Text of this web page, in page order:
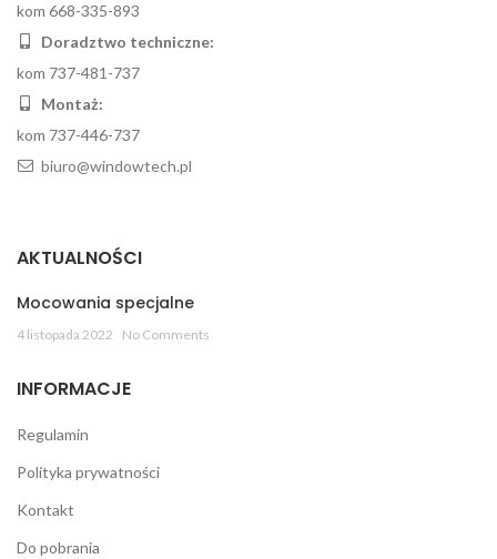
kom 668-335-893
Doradztwo techniczne:
kom 737-481-737
Montaż:
kom 737-446-737
biuro@windowtech.pl
AKTUALNOŚCI
Mocowania specjalne
4 listopada 2022 No Comments
INFORMACJE
Regulamin
Polityka prywatności
Kontakt
Do pobrania